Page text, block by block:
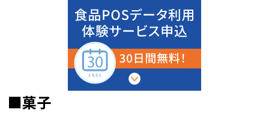
■菓子